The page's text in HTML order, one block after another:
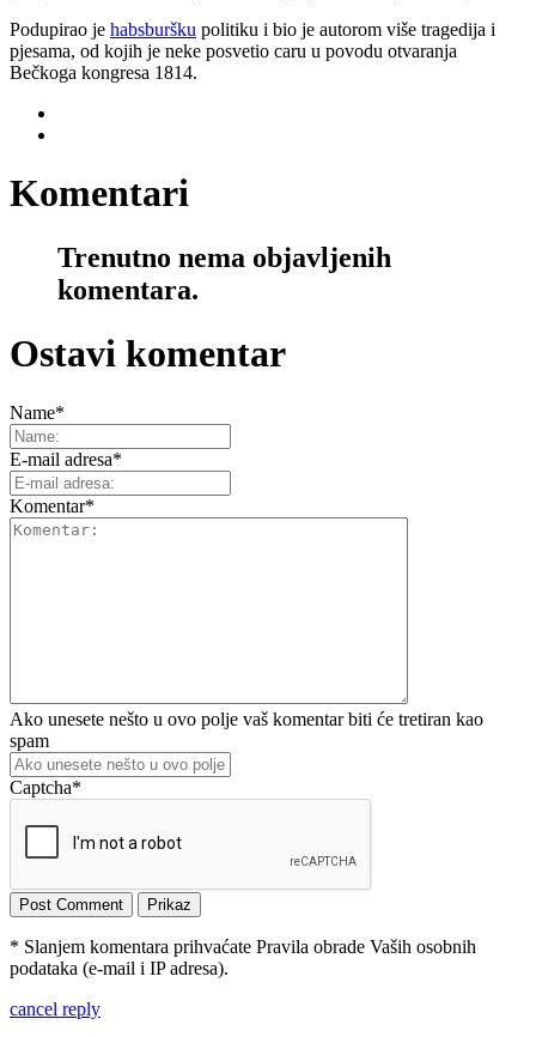
Podupirao je habsburšku politiku i bio je autorom više tragedija i
pjesama, od kojih je neke posvetio caru u povodu otvaranja
Bečkoga kongresa 1814.
Komentari
Trenutno nema objavljenih
komentara.
Ostavi komentar
Name*
E-mail adresa*
Komentar*
Ako unesete nešto u ovo polje vaš komentar biti će tretiran kao
spam
Captcha*
* Slanjem komentara prihvaćate Pravila obrade Vaših osobnih
podataka (e-mail i IP adresa).
cancel reply